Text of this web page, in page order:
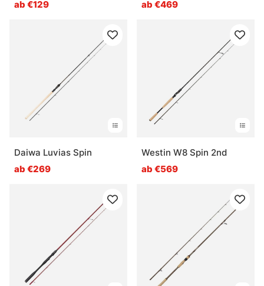
ab €129
ab €469
Daiwa Luvias Spin
ab €269
Westin W8 Spin 2nd
ab €569